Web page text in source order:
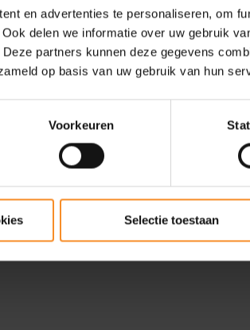
en advertenties te personaliseren, om
delen we informatie over uw gebruik
partners kunnen deze gegevens
op basis van uw gebruik van hun
Voorkeuren
Selectie toestaan
NIKE
Nike Swift Dri-Fit SS
Running Top Dames